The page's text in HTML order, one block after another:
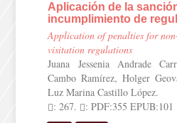
Aplicación de la
incumplimiento de
Application of penalties for
visitation regulations
Juana Jessenia Andrade
Cambo Ramírez, Holger
Luz Marina Castillo López.
: 267.
: PDF:355 EPUB:101